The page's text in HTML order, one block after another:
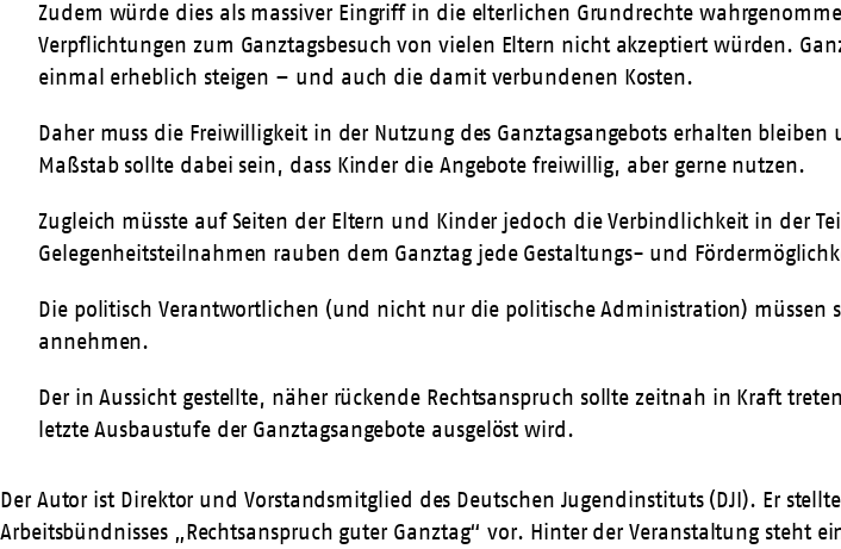
Zudem würde dies als massiver Eingriff in die elterlichen Grundrechte
Verpflichtungen zum Ganztagsbesuch von vielen Eltern nicht akzeptiert würden.
einmal erheblich steigen – und auch die damit verbundenen Kosten.
Daher muss die Freiwilligkeit in der Nutzung des Ganztagsangebots erhalten
Maßstab sollte dabei sein, dass Kinder die Angebote freiwillig, aber gerne nutzen.
Zugleich müsste auf Seiten der Eltern und Kinder jedoch die Verbindlichkeit in der
Gelegenheitsteilnahmen rauben dem Ganztag jede Gestaltungs- und
Die politisch Verantwortlichen (und nicht nur die politische Administration) müssen
annehmen.
Der in Aussicht gestellte, näher rückende Rechtsanspruch sollte zeitnah in Kraft
letzte Ausbaustufe der Ganztagsangebote ausgelöst wird.
Der Autor ist Direktor und Vorstandsmitglied des Deutschen Jugendinstituts (DJI). Er
Arbeitsbündnisses „Rechtsanspruch guter Ganztag“ vor. Hinter der Veranstaltung